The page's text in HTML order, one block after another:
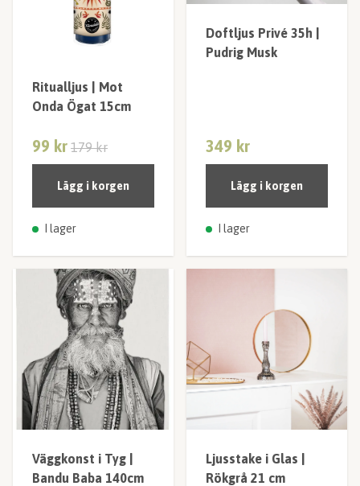
Ritualljus | Mot
Onda Ögat 15cm
99 kr 179 kr
Lägg i korgen
I lager
Doftljus Privé 35h |
Pudrig Musk
349 kr
Lägg i korgen
I lager
Väggkonst i Tyg |
Bandu Baba 140cm
Ljusstake i Glas |
Rökgrå 21 cm